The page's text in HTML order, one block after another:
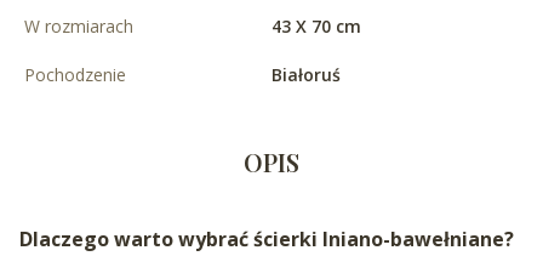
W rozmiarach 43 X 70 cm
Pochodzenie Białoruś
OPIS
Dlaczego warto wybrać ścierki lniano-bawełniane?